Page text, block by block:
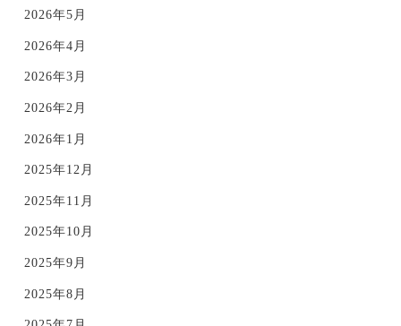
2026年5月
2026年4月
2026年3月
2026年2月
2026年1月
2025年12月
2025年11月
2025年10月
2025年9月
2025年8月